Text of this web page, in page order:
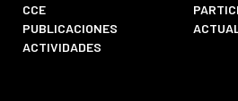
CCE
PUBLICACIONES
ACTIVIDADES